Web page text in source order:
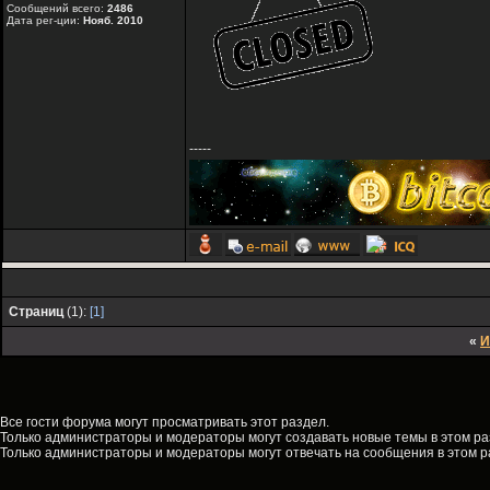
Сообщений всего: 2486
Дата рег-ции: Нояб. 2010
-----
Страниц(1): [1]
«
Все гости форума могут просматривать этот раздел.
Только администраторы и модераторы могут создавать новые темы в этом
Только администраторы и модераторы могут отвечать на сообщения в этом